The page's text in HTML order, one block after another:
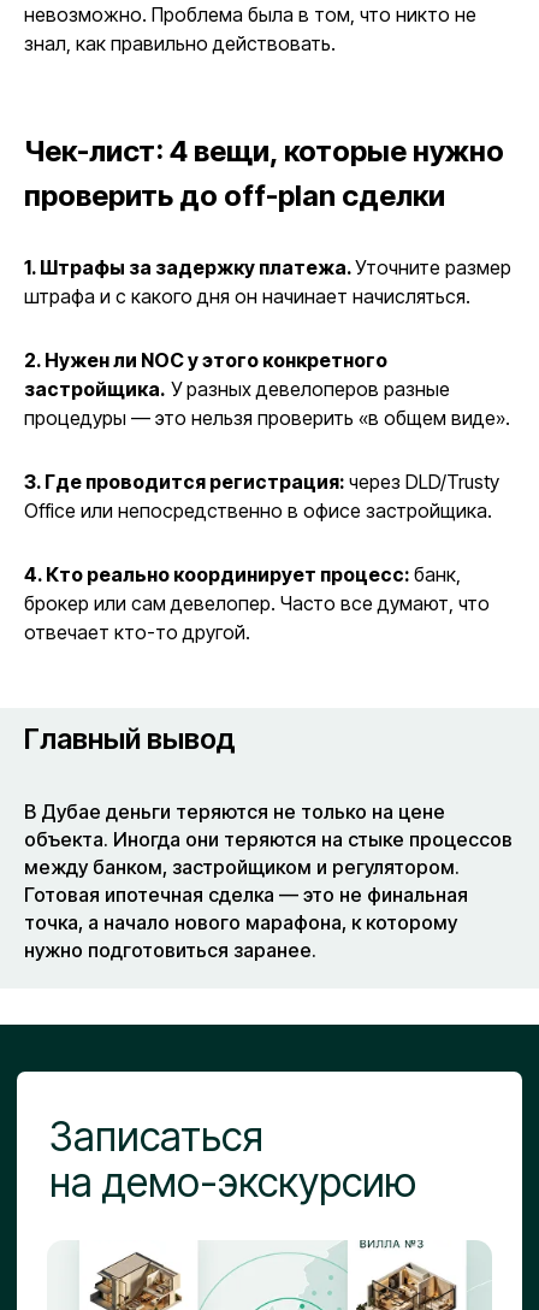
невозможно. Проблема была в том, что никто не
знал, как правильно действовать.
Чек-лист: 4 вещи, которые нужно
проверить до off-plan сделки
1. Штрафы за задержку платежа.Уточните размер
штрафа и с какого дня он начинает начисляться.
2. Нужен ли NOC у этого конкретного
застройщика. У разных девелоперов разные
процедуры — это нельзя проверить «в общем виде».
3. Где проводится регистрация: через DLD/Trusty
Office или непосредственно в офисе застройщика.
4. Кто реально координирует процесс: банк,
брокер или сам девелопер. Часто все думают, что
отвечает кто-то другой.
Главный вывод
В Дубае деньги теряются не только на цене
объекта. Иногда они теряются на стыке процессов
между банком, застройщиком и регулятором.
Готовая ипотечная сделка — это не финальная
точка, а начало нового марафона, к которому
нужно подготовиться заранее.
Разберем, как устроена
и какие есть риски
доступ к аналитике и
финансам.
Обсудим ваши запросы
на демо-экскурсию
Контакты для связи*
Нажимая на кнопку вы даёте согласие на обработку
персональных данных ис политикой